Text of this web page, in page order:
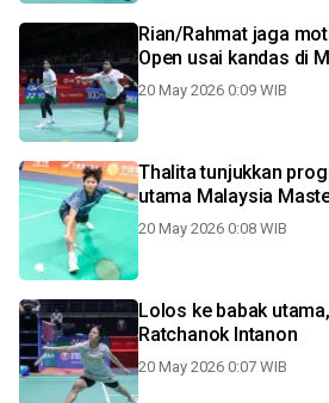
Rian/Rahmat jaga
Open usai kandas di
20 May 2026 0:09 WIB
Thalita tunjukkan
utama Malaysia
20 May 2026 0:08 WIB
Lolos ke babak
Ratchanok Intanon
20 May 2026 0:07 WIB